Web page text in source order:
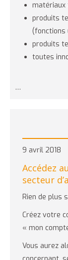
matériaux
produits
(fonctions
produits
toutes
…
9 avril 2018
Accédez
secteur
Rien de plus
Créez votre
« mon
Vous aurez